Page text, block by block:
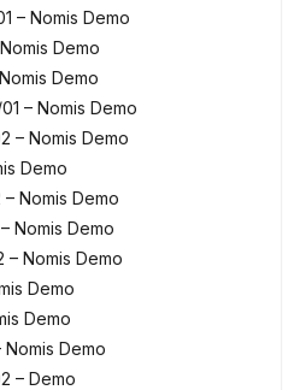
– Nomis Demo
Demo
Demo
– Nomis Demo
– Nomis Demo
Demo
Nomis Demo
Nomis Demo
– Nomis Demo
Demo
Demo
Nomis Demo
– Demo